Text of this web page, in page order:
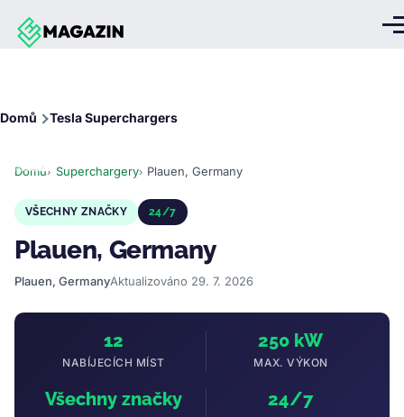
Přejít k hlavnímu obsahu
Domů Tesla Superchargers
Domů Superchargery Plauen, Germany
VŠECHNY ZNAČKY 24/7
Plauen, Germany
Plauen, GermanyAktualizováno 29. 7. 2026
12
NABÍJECÍCH MÍST
250 kW
MAX. VÝKON
Všechny značky 24/7